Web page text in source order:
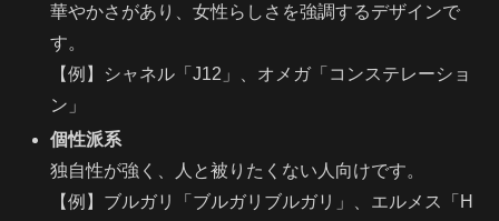
華やかさがあり、女性らしさを強調するデザインで
す。
【例】シャネル「J12」、オメガ「コンステレーショ
ン」
個性派系
独自性が強く、人と被りたくない人向けです。
【例】ブルガリ「ブルガリブルガリ」、エルメス「H